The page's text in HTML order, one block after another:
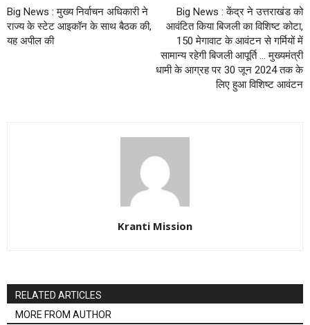
Big News : मुख्य निर्वाचन अधिकारी ने
राज्य के स्टेट आइकॉन के साथ बैठक की,
यह अपील की
Big News : केंद्र ने उत्तराखंड को
आवंटित किया बिजली का विशिष्ट कोटा,
150 मेगावाट के आवंटन से गर्मियों में
सामान्य रहेगी बिजली आपूर्ति … मुख्यमंत्री
धामी के आग्रह पर 30 जून 2024 तक के
लिए हुआ विशिष्ट आवंटन
Kranti Mission
RELATED ARTICLES
MORE FROM AUTHOR